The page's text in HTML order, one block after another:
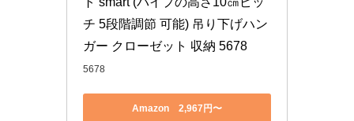
チ 5段階調節 可能) 吊り下げハン
ガー クローゼット 収納 5678
5678
Amazon 2,967円〜